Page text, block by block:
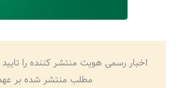
اخبار رسمی هویت منتشر کننده را
مطلب منتشر شده بر